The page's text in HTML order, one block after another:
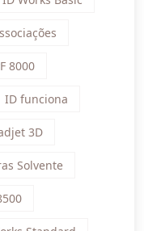
8000
ID funciona
3D
Solvente